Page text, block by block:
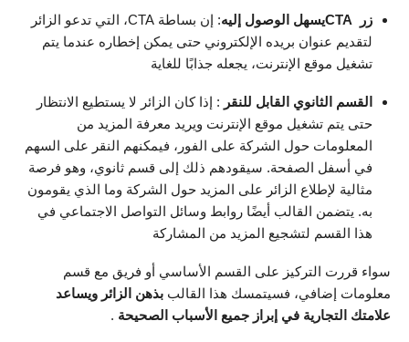
زر CTAيسهل الوصول إليه
: إن بساطة CTA، التي تدعو الزائر
لتقديم عنوان بريده الإلكتروني حتى يمكن إخطاره عندما يتم
تشغيل موقع الإنترنت، يجعله جذابًا للغاية
القسم الثانوي القابل للنقر : إذا كان الزائر لا يستطيع الانتظار
حتى يتم تشغيل موقع الإنترنت ويريد معرفة المزيد من
المعلومات حول الشركة على الفور، فيمكنهم النقر على السهم
في أسفل الصفحة. سيقودهم ذلك إلى قسم ثانوي، وهو فرصة
مثالية لإطلاع الزائر على المزيد حول الشركة وما الذي يقومون
به. يتضمن القالب أيضًا روابط وسائل التواصل الاجتماعي في
هذا القسم لتشجيع المزيد من المشاركة
سواء قررت التركيز على القسم الأساسي أو فريق مع قسم
معلومات إضافي، فسيتمسك هذا القالب بذهن الزائر ويساعد
علامتك التجارية في إبراز جميع الأسباب الصحيحة .